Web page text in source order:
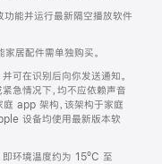
能并运行最新隔空播放软件
居配件需单独购买。
可在识别后向你发送通知。
急情况下，均不应依赖声音
app 架构，该架构于家庭
设备均使用最新版本软
即环境温度约为 15ºC 至